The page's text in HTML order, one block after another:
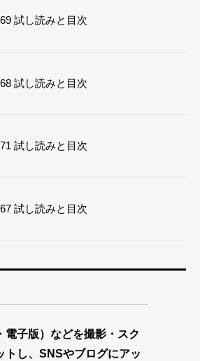
試し読みと目次
試し読みと目次
試し読みと目次
試し読みと目次
電子版）などを撮影・スク
トし、SNSやブログにアッ